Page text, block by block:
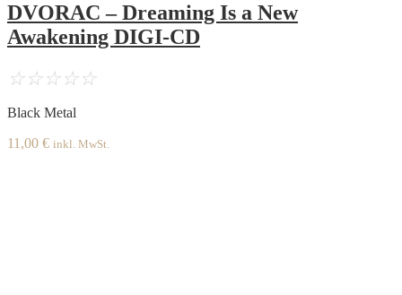
DVORAC – Dreaming Is a New
Awakening DIGI-CD
☆☆☆☆☆
Black Metal
11,00 € inkl. MwSt.